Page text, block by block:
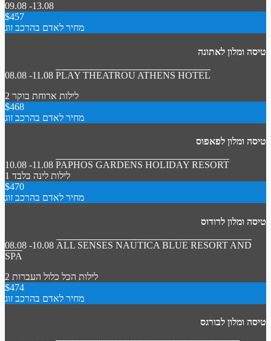
09.08 -13.08
$457
מחיר לאדם בהרכב זוג
טיסה ומלון לאתונה
08.08 -11.08 PLAY THEATROU ATHENS HOTEL
2 לילות ארוחת בוקר
$468
מחיר לאדם בהרכב זוג
טיסה ומלון לפאפוס
10.08 -11.08 PAPHOS GARDENS HOLIDAY RESORT
1 לילות לינה בלבד
$470
מחיר לאדם בהרכב זוג
טיסה ומלון לרודוס
08.08 -10.08 ALL SENSES NAUTICA BLUE RESORT AND
SPA
2 לילות הכל כלול העברות
$474
מחיר לאדם בהרכב זוג
טיסה ומלון לבורגס